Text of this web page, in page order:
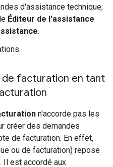
d'assistance technique,
Éditeur de l'assistance
.
facturation en tant
n'accorde pas les
créer des demandes
de facturation. En effet,
ou de facturation) repose
Il est accordé aux